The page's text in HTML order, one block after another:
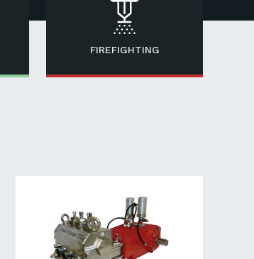
FIREFIGHTING